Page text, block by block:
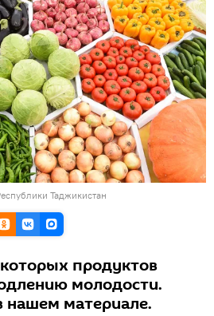
Таджикистан
продуктов
молодости.
нашем материале.